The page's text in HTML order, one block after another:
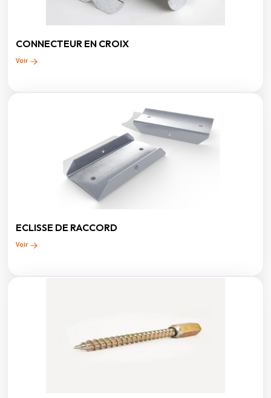
CONNECTEUR EN CROIX
Voir
ECLISSE DE RACCORD
Voir